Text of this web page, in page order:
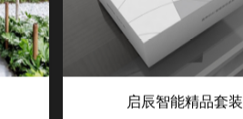
启辰智能精品套装